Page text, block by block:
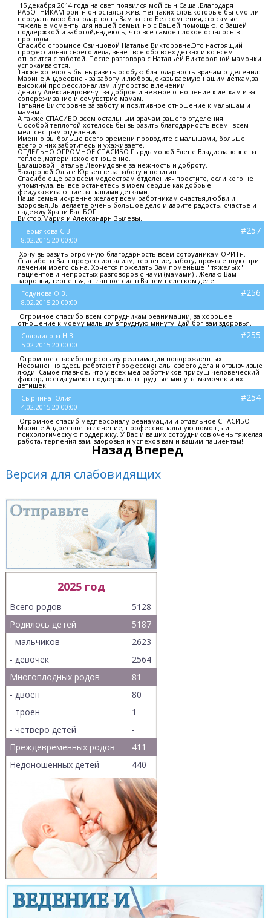
15 декабря 2014 года на свет появился мой сын Саша .Благодаря
РАБОТНИКАМ оритн он остался жив. Нет таких слов,которые бы смогли
передать мою благодарность Вам за это.Без сомнения,это самые
тяжелые моменты для нашей семьи, но с Вашей помощью, с Вашей
поддержкой и заботой,надеюсь, что все самое плохое осталось в
прошлом.
Спасибо огромное Свинцовой Наталье Викторовне.Это настоящий
профессионал своего дела, знает все обо всех детках и ко всем
относится с заботой. После разговора с Натальей Викторовной мамочки
успокаиваются.
Также хотелось бы выразить особую благодарность врачам отделения:
Марине Андреевне - за заботу и любовь,оказываемую нашим деткам,за
высокий профессионализм и упорство в лечении.
Денису Александровичу- за доброе и нежное отношение к деткам и за
сопереживание и сочувствие мамам.
Татьяне Викторовне за заботу и позитивное отношение к малышам и
мамам.
А также СПАСИБО всем остальным врачам вашего отделения.
С особой теплотой хотелось бы выразить благодарность всем- всем
мед. сестрам отделения.
Именно вы больше всего времени проводите с малышами, больше
всего о них заботитесь и ухаживаете.
ОТДЕЛЬНО ОГРОМНОЕ СПАСИБО Гырдымовой Елене Владиславовне за
теплое ,материнское отношение.
Балашовой Наталье Леонидовне за нежность и доброту.
Захаровой Ольге Юрьевне за заботу и позитив.
Спасибо еще раз всем медсестрам отделения- простите, если кого не
упомянула, вы все останетесь в моем сердце как добрые
феи,ухаживающие за нашими детками.
Наша семья искренне желает всем работникам счастья,любви и
здоровья.Вы делаете очень большое дело и дарите радость, счастье и
надежду.Храни Вас БОГ.
Виктор,Мария и Александрн Зылевы.
Пермякова С.В.
8.02.2015 20:00:00
#257
Хочу выразить огромную благодарность всем сотрудникам ОРИТн.
Спасибо за Ваш профессионализм, терпение, заботу, проявленную при
лечении моего сына. Хочется пожелать Вам поменьше " тяжелых"
пациентов и непростых разговоров с нами (мамами) . Желаю Вам
здоровья, терпенья, а главное сил в Вашем нелегком деле.
Годунова О.В.
8.02.2015 20:00:00
#256
Огромное спасибо всем сотрудникам реанимации, за хорошее
отношение к моему малышу в трудную минуту. Дай бог вам здоровья.
Солодилова Н.В
5.02.2015 20:00:00
#255
Огромное спасибо персоналу реанимации новорожденных.
Несомненно здесь работают профессионалы своего дела и отзывчивые
люди. Самое главное, что у всех мед работников присущ человеческий
фактор, всегда умеют поддержать в трудные минуты мамочек и их
детишек.
Сырчина Юлия
4.02.2015 20:00:00
#254
Огромное спасиб медперсоналу реанамации и отдельное СПАСИБО
Марине Андреевне за лечение, профессиональную помощь и
психологическую поддержку. У Вас и ваших сотрудников очень тяжелая
работа, терпения вам, здоровья и успехов вам и вашим пациентам!!!
Назад Вперед
Версия для слабовидящих
2025 год
Всего родов
5128
Родилось детей
5187
- мальчиков
2623
- девочек
2564
Многоплодных родов
81
- двоен
80
- троен
1
- четверо детей
-
Преждевременных родов
411
Недоношенных детей
440